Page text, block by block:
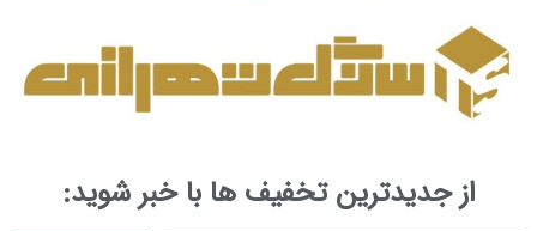
از جدیدترین تخفیف ها با خبر شوید: